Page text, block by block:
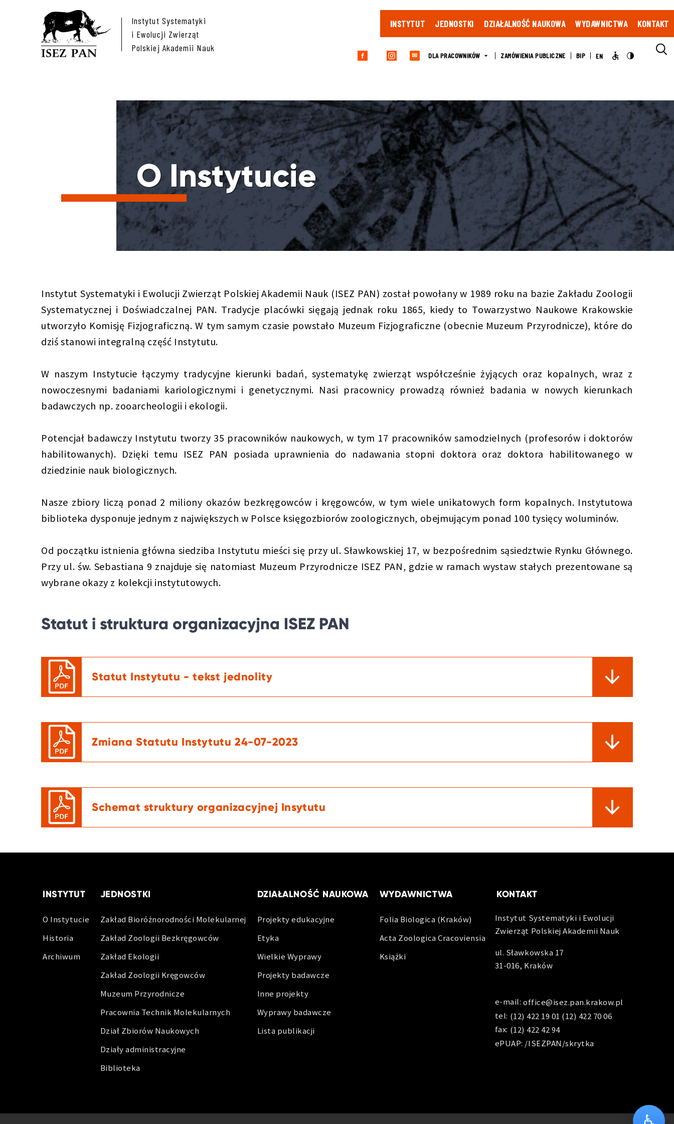
Instytut Systematyki
i Ewolucji Zwierząt
Polskiej Akademii Nauk
INSTYTUT JEDNOSTKI DZIAŁALNOŚĆ NAUKOWA WYDAWNICTWA KONTAKT
✉ DLA PRACOWNIKÓW ZAMÓWIENIA PUBLICZNE BIP EN
O Instytucie
Instytut Systematyki i Ewolucji Zwierząt Polskiej Akademii Nauk (ISEZ PAN) został powołany w 1989 roku na bazie Zakładu Zoologii
Systematycznej i Doświadczalnej PAN. Tradycje placówki sięgają jednak roku 1865, kiedy to Towarzystwo Naukowe Krakowskie
utworzyło Komisję Fizjograficzną. W tym samym czasie powstało Muzeum Fizjograficzne (obecnie Muzeum Przyrodnicze), które do
dziś stanowi integralną część Instytutu.
W naszym Instytucie łączymy tradycyjne kierunki badań, systematykę zwierząt współcześnie żyjących oraz kopalnych, wraz z
nowoczesnymi badaniami kariologicznymi i genetycznymi. Nasi pracownicy prowadzą również badania w nowych kierunkach
badawczych np. zooarcheologii i ekologii.
Potencjał badawczy Instytutu tworzy 35 pracowników naukowych, w tym 17 pracowników samodzielnych (profesorów i doktorów
habilitowanych). Dzięki temu ISEZ PAN posiada uprawnienia do nadawania stopni doktora oraz doktora habilitowanego w
dziedzinie nauk biologicznych.
Nasze zbiory liczą ponad 2 miliony okazów bezkręgowców i kręgowców, w tym wiele unikatowych form kopalnych. Instytutowa
biblioteka dysponuje jednym z największych w Polsce księgozbiorów zoologicznych, obejmującym ponad 100 tysięcy woluminów.
Od początku istnienia główna siedziba Instytutu mieści się przy ul. Sławkowskiej 17, w bezpośrednim sąsiedztwie Rynku Głównego.
Przy ul. św. Sebastiana 9 znajduje się natomiast Muzeum Przyrodnicze ISEZ PAN, gdzie w ramach wystaw stałych prezentowane są
wybrane okazy z kolekcji instytutowych.
Statut i struktura organizacyjna ISEZ PAN
Statut Instytutu - tekst jednolity
Zmiana Statutu Instytutu 24-07-2023
Schemat struktury organizacyjnej Insytutu
INSTYTUT
O Instytucie
Historia
Archiwum
JEDNOSTKI
Zakład Bioróżnorodności Molekularnej
Zakład Zoologii Bezkręgowców
Zakład Ekologii
Zakład Zoologii Kręgowców
Muzeum Przyrodnicze
Pracownia Technik Molekularnych
Dział Zbiorów Naukowych
Działy administracyjne
Biblioteka
DZIAŁALNOŚĆ NAUKOWA
Projekty edukacyjne
Etyka
Wielkie Wyprawy
Projekty badawcze
Inne projekty
Wyprawy badawcze
Lista publikacji
WYDAWNICTWA
Folia Biologica (Kraków)
Acta Zoologica Cracoviensia
Książki
KONTAKT
Instytut Systematyki i Ewolucji
Zwierząt Polskiej Akademii Nauk
ul. Sławkowska 17
31-016, Kraków
e-mail:office@isez.pan.krakow.pl
tel: (12) 422 19 01 (12) 422 70 06
fax: (12) 422 42 94
ePUAP: /ISEZPAN/skrytka